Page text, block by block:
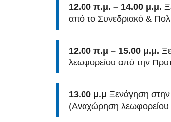
12.00 π.μ. – 14.00 μ.μ.
από το Συνεδριακό &
12.00 π.μ – 15.00 μ.μ.
λεωφορείου από την
13.00 μ.μ Ξενάγηση στην
(Αναχώρηση λεωφορείου